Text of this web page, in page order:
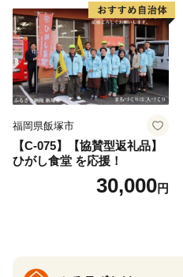
福岡県飯塚市
【C-075】【協賛型返礼品】
ひがし食堂 を応援！
30,000円